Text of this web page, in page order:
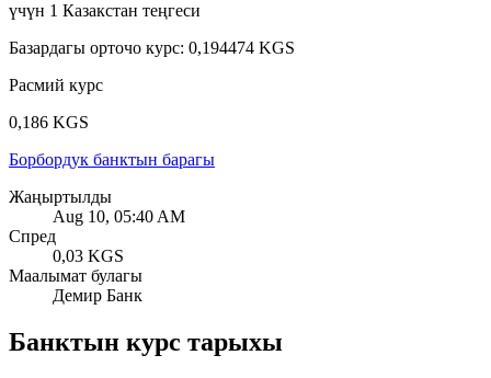
үчүн 1 Казакстан теңгеси
Базардагы орточо курс: 0,194474 KGS
Расмий курс
0,186 KGS
Борбордук банктын барагы
Жаңыртылды
Aug 10, 05:40 AM
Спред
0,03 KGS
Маалымат булагы
Демир Банк
Банктын курс тарыхы